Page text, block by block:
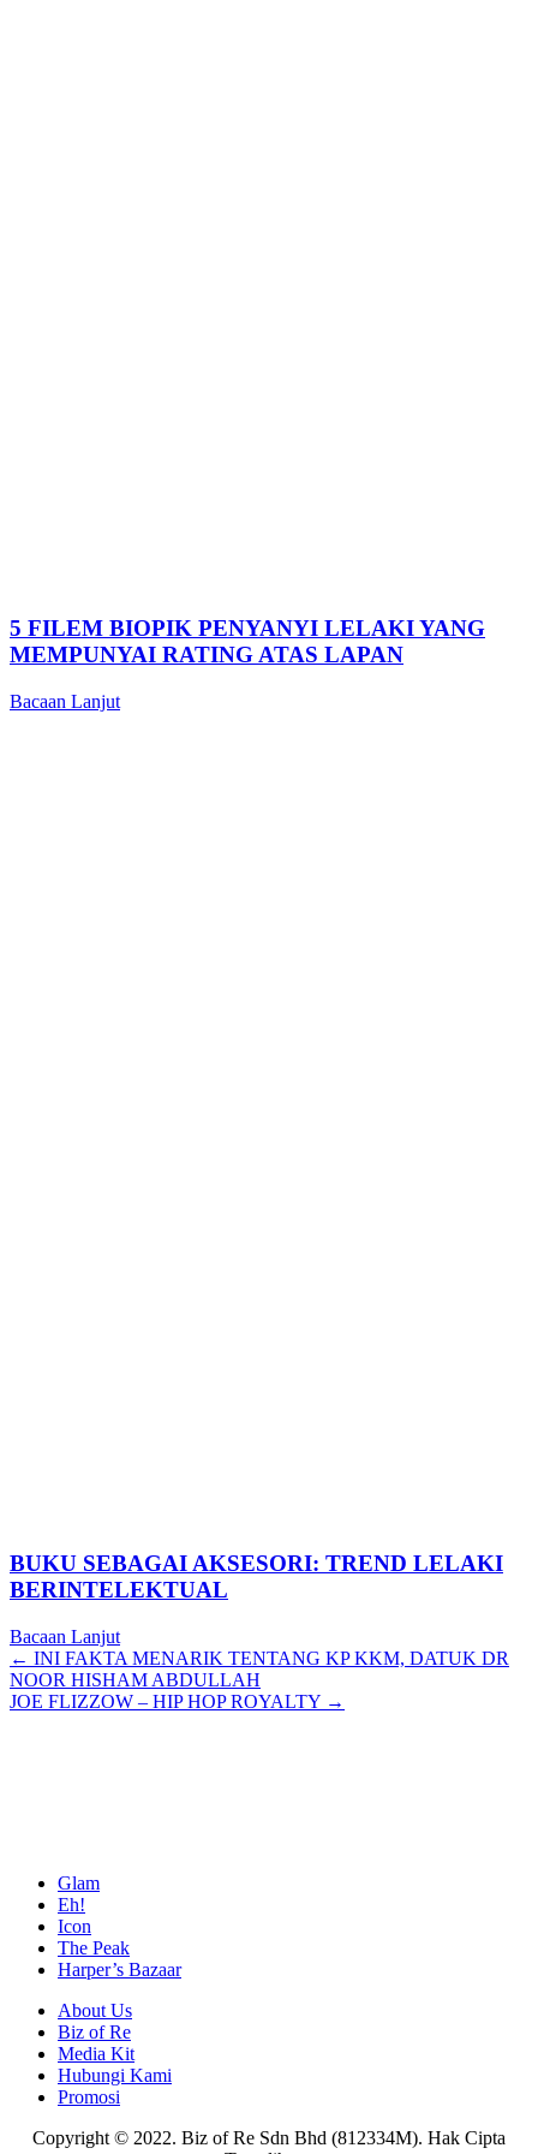
5 FILEM BIOPIK PENYANYI LELAKI YANG
MEMPUNYAI RATING ATAS LAPAN
Bacaan Lanjut
BUKU SEBAGAI AKSESORI: TREND LELAKI
BERINTELEKTUAL
Bacaan Lanjut
Posts
navigation
← INI FAKTA MENARIK TENTANG KP KKM, DATUK DR
NOOR HISHAM ABDULLAH
JOE FLIZZOW – HIP HOP ROYALTY →
Glam
Eh!
Icon
The Peak
Harper’s Bazaar
About Us
Biz of Re
Media Kit
Hubungi Kami
Promosi
Copyright © 2022. Biz of Re Sdn Bhd (812334M). Hak Cipta